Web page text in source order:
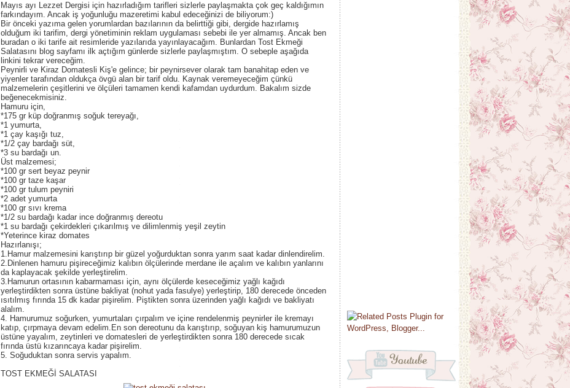
Mayıs ayı Lezzet Dergisi için hazırladığım tarifleri sizlerle paylaşmakta çok geç kaldığımın
farkındayım. Ancak iş yoğunluğu mazeretimi kabul edeceğinizi de biliyorum:)
Bir önceki yazıma gelen yorumlardan bazılarının da belirttiği gibi, dergide hazırlamış
olduğum iki tarifim, dergi yönetiminin reklam uygulaması sebebi ile yer almamış. Ancak ben
buradan o iki tarife ait resimleride yazılarıda yayınlayacağım. Bunlardan Tost Ekmeği
Salatasını blog sayfamı ilk açtığım günlerde sizlerle paylaşmıştım. O sebeple aşağıda
linkini tekrar vereceğim.
Peynirli ve Kiraz Domatesli Kiş'e gelince; bir peynirsever olarak tam banahitap eden ve
yiyenler tarafından oldukça övgü alan bir tarif oldu. Kaynak veremeyeceğim çünkü
malzemelerin çeşitlerini ve ölçüleri tamamen kendi kafamdan uydurdum. Bakalım sizde
beğenecekmisiniz.
Hamuru için,
*175 gr küp doğranmış soğuk tereyağı,
*1 yumurta,
*1 çay kaşığı tuz,
*1/2 çay bardağı süt,
*3 su bardağı un.
Üst malzemesi;
*100 gr sert beyaz peynir
*100 gr taze kaşar
*100 gr tulum peyniri
*2 adet yumurta
*100 gr sıvı krema
*1/2 su bardağı kadar ince doğranmış dereotu
*1 su bardağı çekirdekleri çıkarılmış ve dilimlenmiş yeşil zeytin
*Yeterince kiraz domates
Hazırlanışı;
1.Hamur malzemesini karıştırıp bir güzel yoğurduktan sonra yarım saat kadar dinlendirelim.
2.Dinlenen hamuru pişireceğimiz kalıbın ölçülerinde merdane ile açalım ve kalıbın yanlarını
da kaplayacak şekilde yerleştirelim.
3.Hamurun ortasının kabarmaması için, aynı ölçülerde keseceğimiz yağlı kağıdı
yerleştirdikten sonra üstüne bakliyat (nohut yada fasulye) yerleştirip, 180 derecede önceden
ısıtılmış fırında 15 dk kadar pişirelim. Piştikten sonra üzerinden yağlı kağıdı ve bakliyatı
alalım.
4. Hamurumuz soğurken, yumurtaları çırpalım ve içine rendelenmiş peynirler ile kremayı
katıp, çırpmaya devam edelim.En son dereotunu da karıştırıp, soğuyan kiş hamurumuzun
üstüne yayalım, zeytinleri ve domatesleri de yerleştirdikten sonra 180 derecede sıcak
fırında üstü kızarıncaya kadar pişirelim.
5. Soğuduktan sonra servis yapalım.
TOST EKMEĞİ SALATASI